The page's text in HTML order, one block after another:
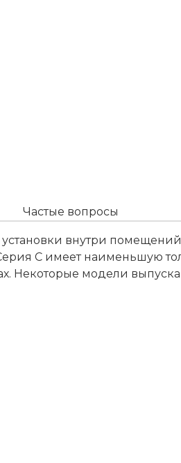
Частые вопросы
внутри
С имеет наименьшую
модели